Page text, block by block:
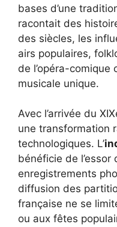
bases d’une
racontait des
des siècles, les
airs populaires,
de l’opéra-
musicale unique.
Avec l’arrivée du
une transformation
technologiques. L’
bénéficie de l’essor
enregistrements
diffusion des
française ne se
ou aux fêtes